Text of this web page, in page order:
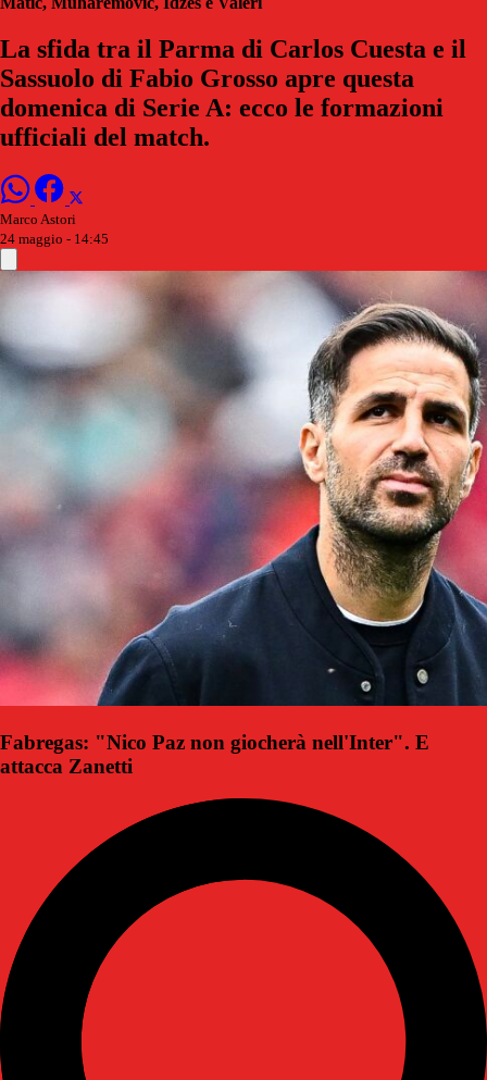
La sfida tra il Parma di Carlos Cuesta e il
Sassuolo di Fabio Grosso apre questa
domenica di Serie A: ecco le formazioni
ufficiali del match.
Marco Astori
24 maggio - 14:45
Fabregas: "Nico Paz non giocherà nell'Inter". E
attacca Zanetti